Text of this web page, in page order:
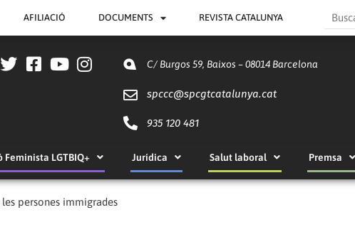
AFILIACIÓ DOCUMENTS REVISTA CATALUNYA Search
C/ Burgos 59, Baixos – 08014 Barcelona
spccc@spcgtcatalunya.cat
935 120 481
Feminista LGTBIQ+ Jurídica Salut laboral Premsa
persones immigrades